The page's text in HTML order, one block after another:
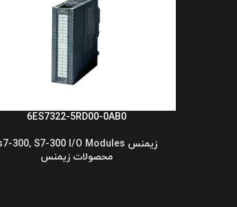
6ES7322-5RD00-0AB0
زیمنس s7-300 , S7-300 I/O Modules
محصولات زیمنس